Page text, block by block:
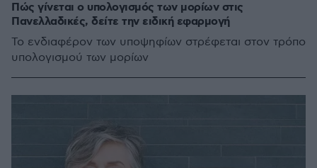
Πώς γίνεται ο υπολογισμός των μορίων στις
Πανελλαδικές, δείτε την ειδική εφαρμογή
Το ενδιαφέρον των υποψηφίων στρέφεται στον τρόπο
υπολογισμού των μορίων